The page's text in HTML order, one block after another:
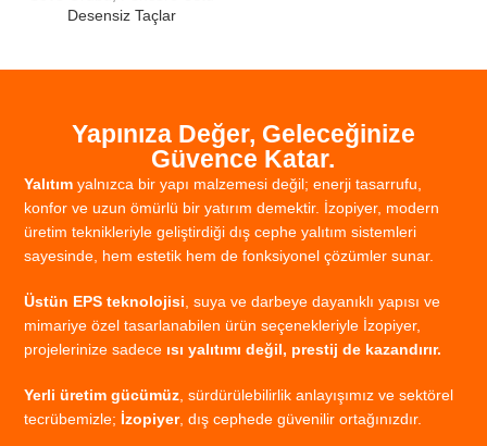
Desensiz Taçlar
Yapınıza Değer, Geleceğinize
Güvence Katar.
Yalıtım yalnızca bir yapı malzemesi değil; enerji tasarrufu,
konfor ve uzun ömürlü bir yatırım demektir. İzopiyer, modern
üretim teknikleriyle geliştirdiği dış cephe yalıtım sistemleri
sayesinde, hem estetik hem de fonksiyonel çözümler sunar.
Üstün EPS teknolojisi suya ve darbeye dayanıklı yapısı ve
mimariye özel tasarlanabilen ürün seçenekleriyle İzopiyer,
projelerinize sadece ısı yalıtımı değil, prestij de kazandırır.
Yerli üretim gücümüz sürdürülebilirlik anlayışımız ve sektörel
tecrübemizle; İzopiyer, dış cephede güvenilir ortağınızdır.